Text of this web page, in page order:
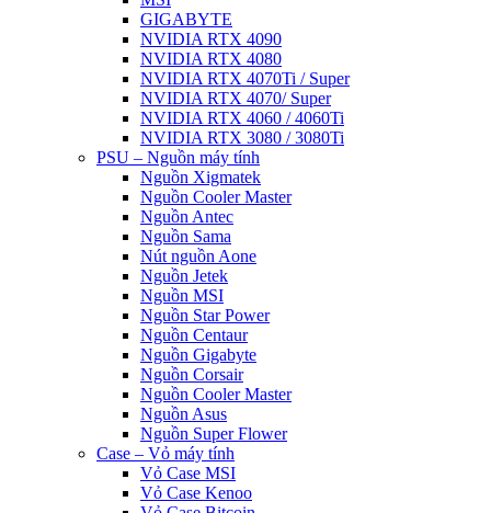
GIGABYTE
NVIDIA RTX 4090
NVIDIA RTX 4080
NVIDIA RTX 4070Ti / Super
NVIDIA RTX 4070/ Super
NVIDIA RTX 4060 / 4060Ti
NVIDIA RTX 3080 / 3080Ti
PSU – Nguồn máy tính
Nguồn Xigmatek
Nguồn Cooler Master
Nguồn Antec
Nguồn Sama
Nút nguồn Aone
Nguồn Jetek
Nguồn MSI
Nguồn Star Power
Nguồn Centaur
Nguồn Gigabyte
Nguồn Corsair
Nguồn Cooler Master
Nguồn Asus
Nguồn Super Flower
Case – Vỏ máy tính
Vỏ Case MSI
Vỏ Case Kenoo